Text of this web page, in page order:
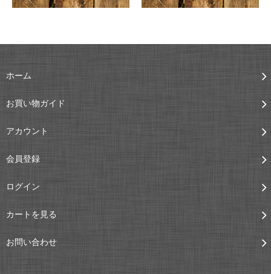
ホーム
お買い物ガイド
アカウント
会員登録
ログイン
カートを見る
お問い合わせ